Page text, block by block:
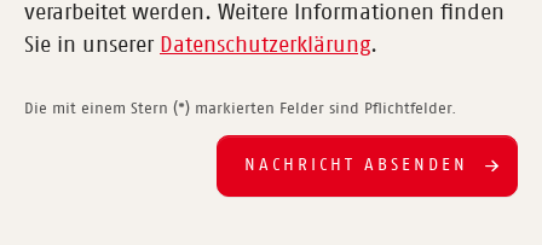
verarbeitet werden. Weitere Informationen finden
Sie in unserer Datenschutzerklärung.
Die mit einem Stern (*) markierten Felder sind Pflichtfelder.